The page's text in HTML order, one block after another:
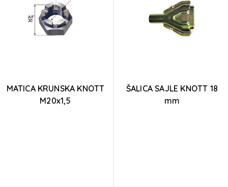
MATICA KRUNSKA KNOTT
M20x1,5
ŠALICA SAJLE KNOTT 18
mm